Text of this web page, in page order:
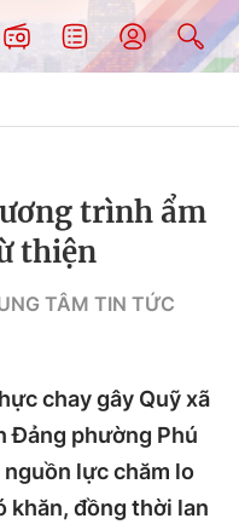
trình ẩm
thiện
TÂM TIN TỨC
chay gây Quỹ xã
Đảng phường Phú
lực chăm lo
khăn, đồng thời lan